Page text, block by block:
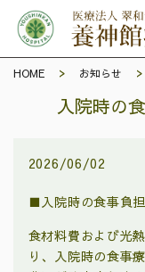
HOME お知らせ
入院時の
2026/06/02
■入院時の食事負
食材料費および光
り、入院時の食事